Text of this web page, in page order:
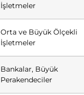
İşletmeler
Orta ve Büyük Ölçekli
İşletmeler
Bankalar, Büyük
Perakendeciler